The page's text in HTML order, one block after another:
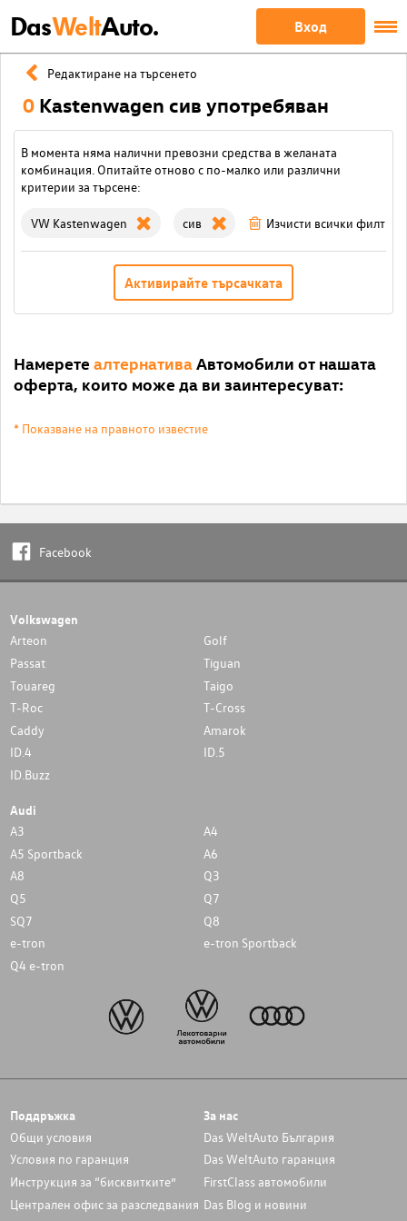
DasWeltAuto. Вход
Редактиране на търсенето
0 Kastenwagen сив употребяван
В момента няма налични превозни средства в желаната
комбинация. Опитайте отново с по-малко или различни
критерии за търсене:
VW Kastenwagen сив Изчисти всички филтри
Активирайте търсачката
Намерете алтернативаАвтомобили от нашата
оферта, които може да ви заинтересуват:
* Показване на правното известие
Facebook
Volkswagen
Arteon
Golf
Passat
Tiguan
Touareg
Taigo
T-Roc
T-Cross
Caddy
Amarok
ID.4
ID.5
ID.Buzz
Audi
A3
A4
A5 Sportback
A6
A8
Q3
Q5
Q7
SQ7
Q8
e-tron
e-tron Sportback
Q4 e-tron
Поддръжка
Общи условия
Условия по гаранция
Инструкция за “бисквитките”
Централен офис за разследвания
За нас
Das WeltAuto България
Das WeltAuto гаранция
FirstClass автомобили
Das Blog и новини